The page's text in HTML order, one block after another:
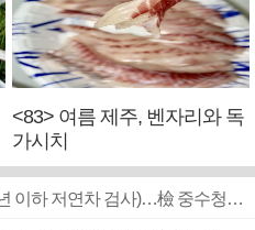
<83> 여름 제주, 벤자리와 독
가시치
■ 검사 신분 버리고 직급하향(10년 이하 저연차 검사)…檢 중수청행 기피